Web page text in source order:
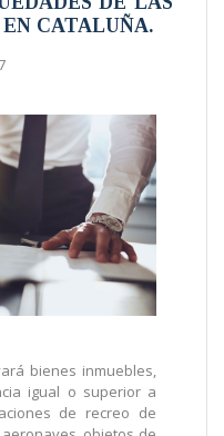
CATALUÑA.
bienes inmuebles,
igual o superior a
de recreo de